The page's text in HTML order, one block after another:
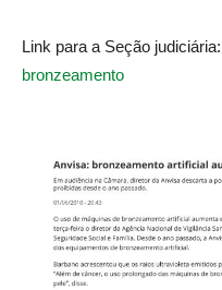
Link para a Seção judiciária:
bronzeamento